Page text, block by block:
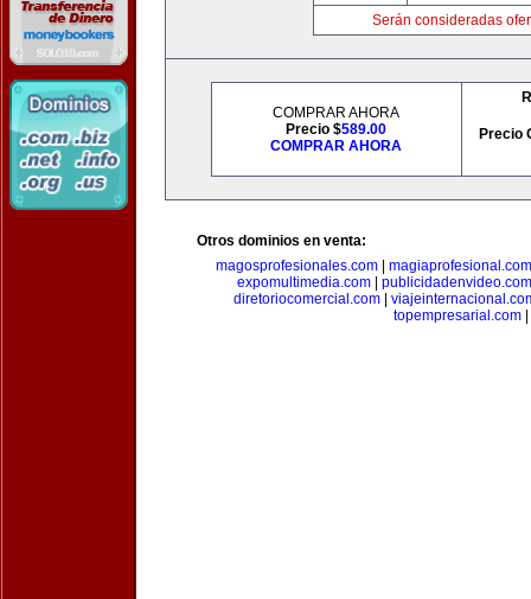
Serán consideradas
COMPRAR AHORA
Precio $589.00
COMPRAR AHORA
Precio
Otros dominios en venta:
magosprofesionales.com
magiaprofesional.com
expomultimedia.com
publicidadenvideo.com
diretoriocomercial.com
topempresarial.com